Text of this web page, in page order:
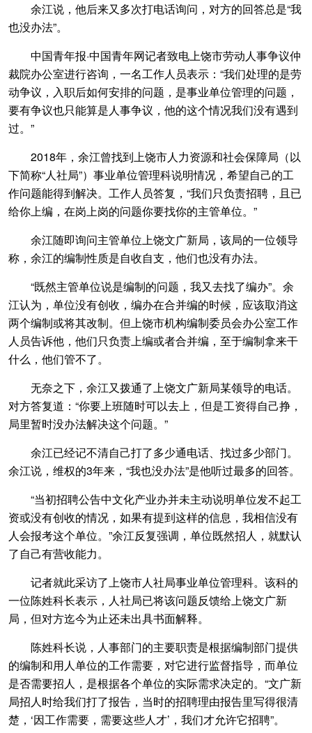
余江说，他后来又多次打电话询问，对方的回答总是“我
也没办法”。
中国青年报·中国青年网记者致电上饶市劳动人事争议仲
裁院办公室进行咨询，一名工作人员表示：“我们处理的是劳
动争议，入职后如何安排的问题，是事业单位管理的问题，
要有争议也只能算是人事争议，他的这个情况我们没有遇到
过。”
2018年，余江曾找到上饶市人力资源和社会保障局（以
下简称“人社局”）事业单位管理科说明情况，希望自己的工
作问题能得到解决。工作人员答复，“我们只负责招聘，且已
给你上编，在岗上岗的问题你要找你的主管单位。”
余江随即询问主管单位上饶文广新局，该局的一位领导
称，余江的编制性质是自收自支，他们也没有办法。
“既然主管单位说是编制的问题，我又去找了编办”。余
江认为，单位没有创收，编办在合并编的时候，应该取消这
两个编制或将其改制。但上饶市机构编制委员会办公室工作
人员告诉他，他们只负责上编或者合并编，至于编制拿来干
什么，他们管不了。
无奈之下，余江又拨通了上饶文广新局某领导的电话。
对方答复道：“你要上班随时可以去上，但是工资得自己挣，
局里暂时没办法解决这个问题。”
余江已经记不清自己打了多少通电话、找过多少部门。
余江说，维权的3年来，“我也没办法”是他听过最多的回答。
“当初招聘公告中文化产业办并未主动说明单位发不起工
资或没有创收的情况，如果有提到这样的信息，我相信没有
人会报考这个单位。”余江反复强调，单位既然招人，就默认
了自己有营收能力。
记者就此采访了上饶市人社局事业单位管理科。该科的
一位陈姓科长表示，人社局已将该问题反馈给上饶文广新
局，但对方迄今为止还未出具书面解释。
陈姓科长说，人事部门的主要职责是根据编制部门提供
的编制和用人单位的工作需要，对它进行监督指导，而单位
是否需要招人，是根据各个单位的实际需求决定的。“文广新
局招人时给我们打了报告，当时的招聘理由报告里写得很清
楚，‘因工作需要，需要这些人才’，我们才允许它招聘”。